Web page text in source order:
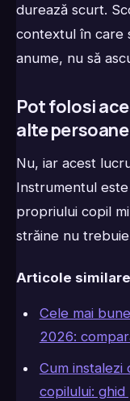
durează scurt.
contextul în care
anume, nu să
Pot folosi
alte
Nu, iar acest
Instrumentul
propriului copil
străine nu
Articole similare
Cele mai
2026:
Cum
copilului: ghid